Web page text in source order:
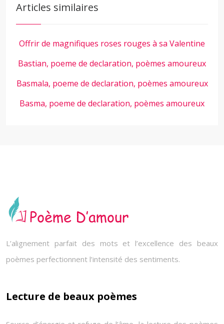
Articles similaires
Offrir de magnifiques roses rouges à sa Valentine
Bastian, poeme de declaration, poèmes amoureux
Basmala, poeme de declaration, poèmes amoureux
Basma, poeme de declaration, poèmes amoureux
L’alignement parfait des mots et l’excellence des beaux
poèmes perfectionnent l’intensité des sentiments.
Lecture de beaux poèmes